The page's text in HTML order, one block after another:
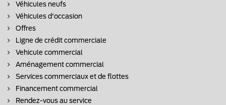
Véhicules neufs
Véhicules d'occasion
Offres
Ligne de crédit commerciale
Vehicule commercial
Aménagement commercial
Services commerciaux et de flottes
Financement commercial
Rendez-vous au service